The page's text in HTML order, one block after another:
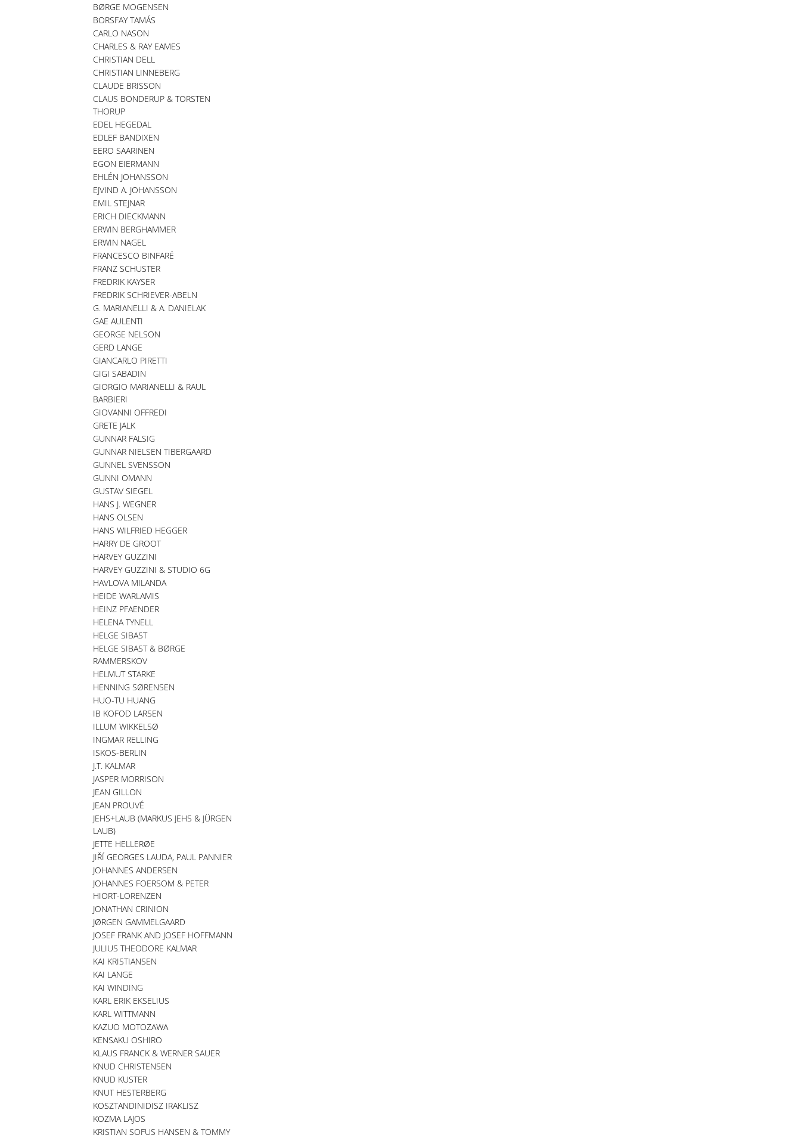
BØRGE MOGENSEN
BORSFAY TAMÁS
CARLO NASON
CHARLES & RAY EAMES
CHRISTIAN DELL
CHRISTIAN LINNEBERG
CLAUDE BRISSON
CLAUS BONDERUP & TORSTEN
THORUP
EDEL HEGEDAL
EDLEF BANDIXEN
EERO SAARINEN
EGON EIERMANN
EHLÉN JOHANSSON
EJVIND A. JOHANSSON
EMIL STEJNAR
ERICH DIECKMANN
ERWIN BERGHAMMER
ERWIN NAGEL
FRANCESCO BINFARÉ
FRANZ SCHUSTER
FREDRIK KAYSER
FREDRIK SCHRIEVER-ABELN
G. MARIANELLI & A. DANIELAK
GAE AULENTI
GEORGE NELSON
GERD LANGE
GIANCARLO PIRETTI
GIGI SABADIN
GIORGIO MARIANELLI & RAUL
BARBIERI
GIOVANNI OFFREDI
GRETE JALK
GUNNAR FALSIG
GUNNAR NIELSEN TIBERGAARD
GUNNEL SVENSSON
GUNNI OMANN
GUSTAV SIEGEL
HANS J. WEGNER
HANS OLSEN
HANS WILFRIED HEGGER
HARRY DE GROOT
HARVEY GUZZINI
HARVEY GUZZINI & STUDIO 6G
HAVLOVA MILANDA
HEIDE WARLAMIS
HEINZ PFAENDER
HELENA TYNELL
HELGE SIBAST
HELGE SIBAST & BØRGE
RAMMERSKOV
HELMUT STARKE
HENNING SØRENSEN
HUO-TU HUANG
IB KOFOD LARSEN
ILLUM WIKKELSØ
INGMAR RELLING
ISKOS-BERLIN
J.T. KALMAR
JASPER MORRISON
JEAN GILLON
JEAN PROUVÉ
JEHS+LAUB (MARKUS JEHS & JÜRGEN
LAUB)
JETTE HELLERØE
JIŘÍ GEORGES LAUDA, PAUL PANNIER
JOHANNES ANDERSEN
JOHANNES FOERSOM & PETER
HIORT-LORENZEN
JONATHAN CRINION
JØRGEN GAMMELGAARD
JOSEF FRANK AND JOSEF HOFFMANN
JULIUS THEODORE KALMAR
KAI KRISTIANSEN
KAI LANGE
KAI WINDING
KARL ERIK EKSELIUS
KARL WITTMANN
KAZUO MOTOZAWA
KENSAKU OSHIRO
KLAUS FRANCK & WERNER SAUER
KNUD CHRISTENSEN
KNUD KUSTER
KNUT HESTERBERG
KOSZTANDINIDISZ IRAKLISZ
KOZMA LAJOS
KRISTIAN SOFUS HANSEN & TOMMY